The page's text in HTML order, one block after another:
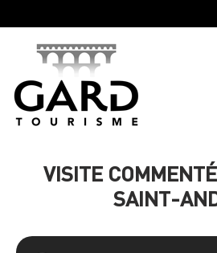
VISITE
SAINT-